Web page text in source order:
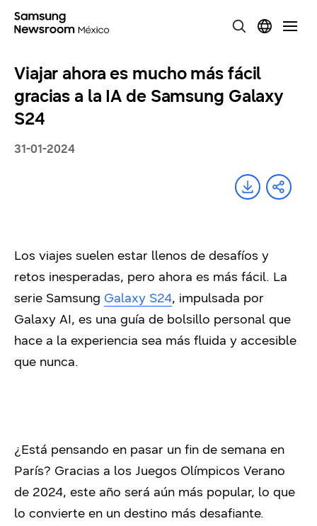
Viajar ahora es mucho más fácil
gracias a la IA de Samsung Galaxy
S24
31-01-2024
Los viajes suelen estar llenos de desafíos y
retos inesperadas, pero ahora es más fácil. La
serie Samsung Galaxy S24, impulsada por
Galaxy AI, es una guía de bolsillo personal que
hace a la experiencia sea más fluida y accesible
que nunca.
¿Está pensando en pasar un fin de semana en
París? Gracias a los Juegos Olímpicos Verano
de 2024, este año será aún más popular, lo que
lo convierte en un destino más desafiante.